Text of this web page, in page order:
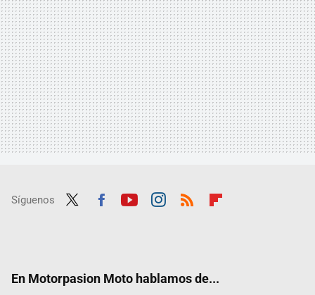
Síguenos
En Motorpasion Moto hablamos de...